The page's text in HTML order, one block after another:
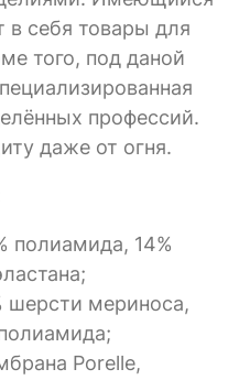
в себя товары для
того, под даной
профессий.
даже от огня.
полиамида, 14%
шерсти мериноса,
Porelle,